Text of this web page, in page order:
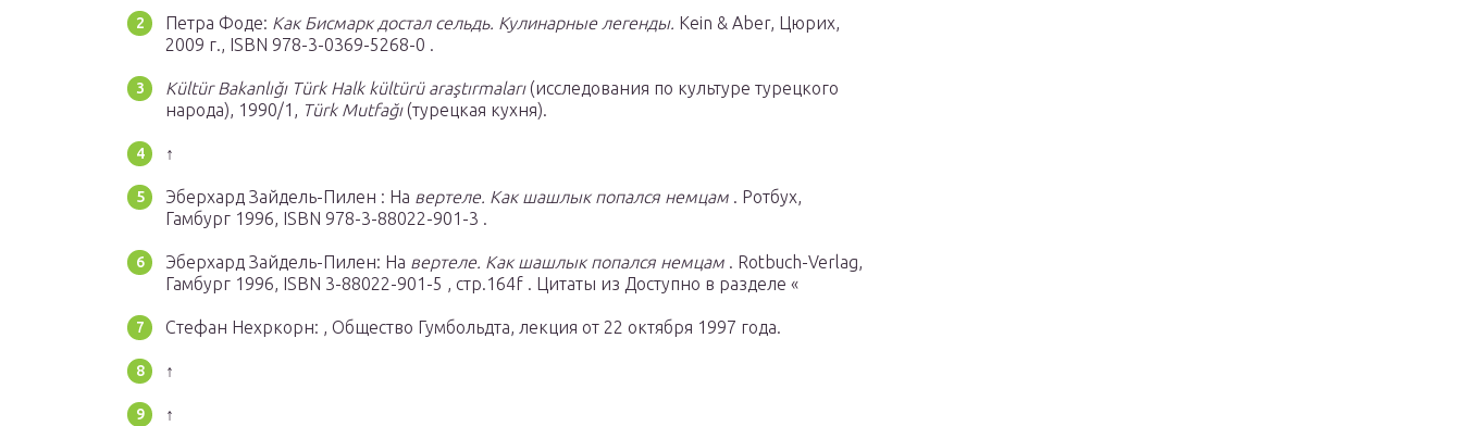
Петра Фоде: Как Бисмарк достал сельдь. Кулинарные легенды. Kein & Aber, Цюрих,
2009 г., ISBN 978-3-0369-5268-0 .
Kültür Bakanlığı Türk Halk kültürü araştırmaları(исследования по культуре турецкого
народа), 1990/1, Türk Mutfağı(турецкая кухня).
↑
Эберхард Зайдель-Пилен : На вертеле. Как шашлык попался немцам . Ротбух,
Гамбург 1996, ISBN 978-3-88022-901-3 .
Эберхард Зайдель-Пилен: На вертеле. Как шашлык попался немцам . Rotbuch-Verlag,
Гамбург 1996, ISBN 3-88022-901-5 , стр.164f . Цитаты из Доступно в разделе «
Стефан Нехркорн: , Общество Гумбольдта, лекция от 22 октября 1997 года.
↑
↑